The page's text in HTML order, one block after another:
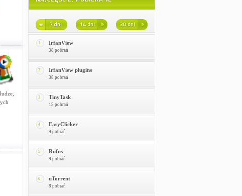
1 IrfanView
38 pobrań
2 IrfanView plugins
38 pobrań
3 TinyTask
15 pobrań
4 EasyClicker
9 pobrań
5 Rufus
9 pobrań
6 uTorrent
8 pobrań